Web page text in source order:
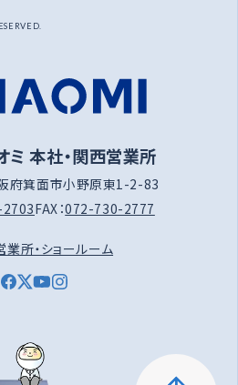
ミ 本社・関西営業所
府箕面市小野原東1-2-83
FAX：072-730-2777
所・ショールーム